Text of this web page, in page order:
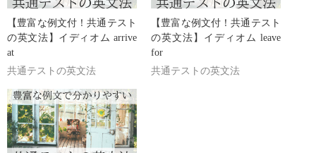
【豊富な例文付！共通テスト
の英文法】イディオム arrive
at
共通テストの英文法
【豊富な例文付！共通テスト
の英文法】イディオム leave
for
共通テストの英文法